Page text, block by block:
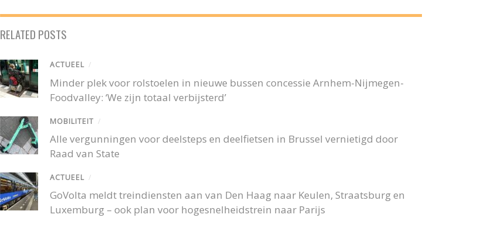
RELATED POSTS
ACTUEEL /
Minder plek voor rolstoelen in nieuwe bussen concessie Arnhem-Nijmegen-
Foodvalley: ‘We zijn totaal verbijsterd’
MOBILITEIT /
Alle vergunningen voor deelsteps en deelfietsen in Brussel vernietigd door
Raad van State
ACTUEEL /
GoVolta meldt treindiensten aan van Den Haag naar Keulen, Straatsburg en
Luxemburg – ook plan voor hogesnelheidstrein naar Parijs